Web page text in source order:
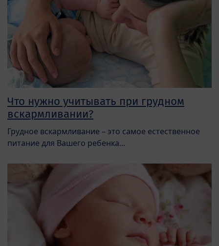
Что нужно учитывать при грудном
вскармливании?
Грудное вскармливание – это самое естественное
питание для Вашего ребенка...